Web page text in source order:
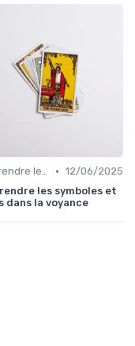
Comprendre les symboles et signes • 12/06/2025
les symboles et
dans la voyance